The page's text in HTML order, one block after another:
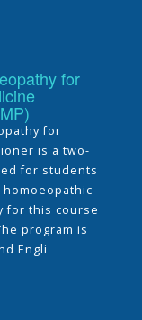
for
for
is a two-
for students
for this course
program is
Engli